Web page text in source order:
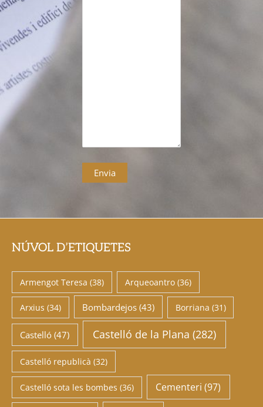
NÚVOL D’ETIQUETES
Armengot Teresa (38) Arqueoantro(36)
Arxius (34) Bombardejos(43) Borriana (31)
Castelló (47) Castelló de la Plana (282)
Castelló republicà (32)
Castelló sota les bombes (36) Cementeri (97)